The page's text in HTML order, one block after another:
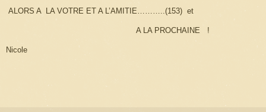
ALORS A LA VOTRE ET A L’AMITIE………..(153) et
A LA PROCHAINE !
Nicole